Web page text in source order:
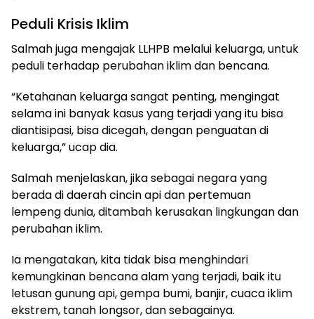
Peduli Krisis Iklim
Salmah juga mengajak LLHPB melalui keluarga, untuk
peduli terhadap perubahan iklim dan bencana.
“Ketahanan keluarga sangat penting, mengingat
selama ini banyak kasus yang terjadi yang itu bisa
diantisipasi, bisa dicegah, dengan penguatan di
keluarga,” ucap dia.
Salmah menjelaskan, jika sebagai negara yang
berada di daerah cincin api dan pertemuan
lempeng dunia, ditambah kerusakan lingkungan dan
perubahan iklim.
Ia mengatakan, kita tidak bisa menghindari
kemungkinan bencana alam yang terjadi, baik itu
letusan gunung api, gempa bumi, banjir, cuaca iklim
ekstrem, tanah longsor, dan sebagainya.